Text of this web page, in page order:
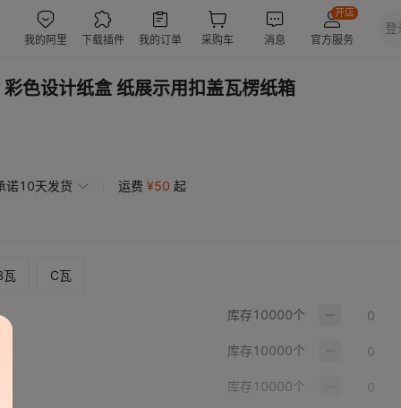
色设计纸盒 纸展示用扣盖瓦楞纸箱
诺10天发货 运费 ¥50 起
瓦 C瓦
库存10000个
库存10000个
库存10000个